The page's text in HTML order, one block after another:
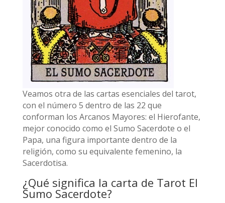
Veamos otra de las cartas esenciales del tarot,
con el número 5 dentro de las 22 que
conforman los Arcanos Mayores: el Hierofante,
mejor conocido como el Sumo Sacerdote o el
Papa, una figura importante dentro de la
religión, como su equivalente femenino, la
Sacerdotisa.
¿Qué significa la carta de Tarot El
Sumo Sacerdote?